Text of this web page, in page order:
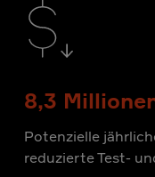
8,3
Potenzielle
reduzierte Test-